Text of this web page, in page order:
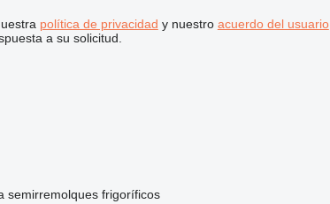
política de privacidad y nuestro acuerdo del usuario.
a su solicitud.
semirremolques frigoríficos